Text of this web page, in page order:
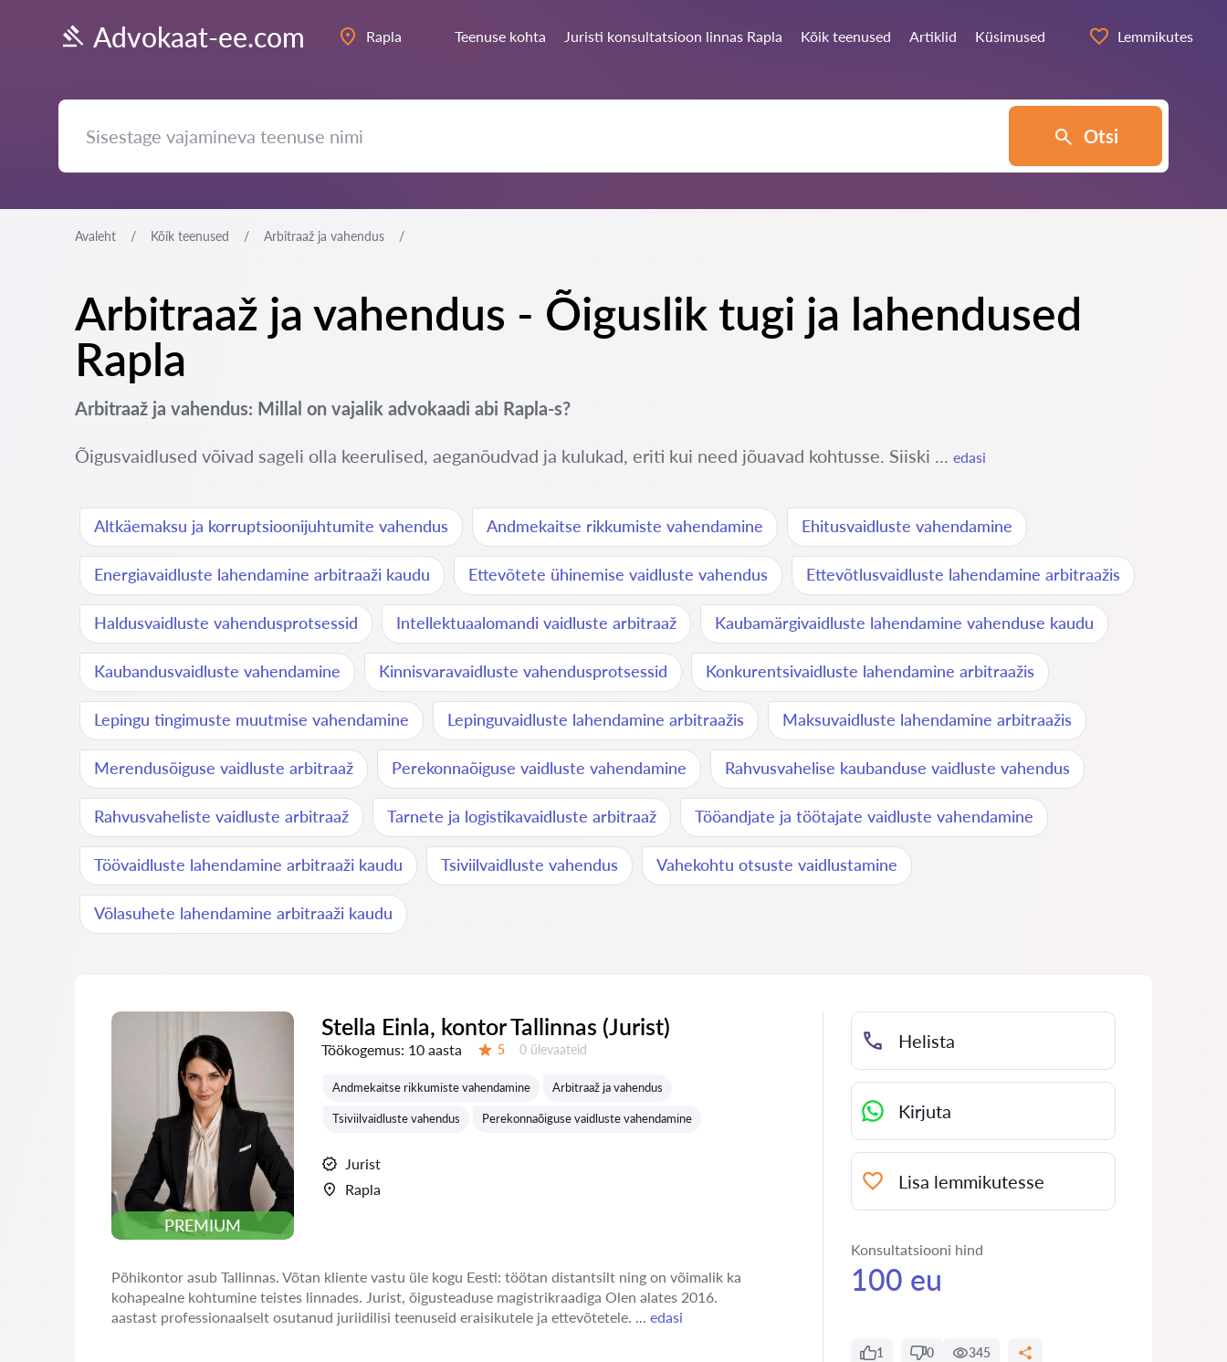
Advokaat-ee.com Rapla Teenuse kohta Juristi konsultatsioon linnas Rapla Kõik teenused Artiklid Küsimused Lemmikutes
Otsi
Avaleht Kõik teenused Arbitraaž ja vahendus
Arbitraaž ja vahendus - Õiguslik tugi ja lahendused
Rapla
Arbitraaž ja vahendus: Millal on vajalik advokaadi abi Rapla-s?
Õigusvaidlused võivad sageli olla keerulised, aeganõudvad ja kulukad, eriti kui need jõuavad kohtusse. Siiski ... edasi
Altkäemaksu ja korruptsioonijuhtumite vahendus Andmekaitse rikkumiste vahendamine Ehitusvaidluste vahendamine
Energiavaidluste lahendamine arbitraaži kaudu Ettevõtete ühinemise vaidluste vahendus Ettevõtlusvaidluste lahendamine arbitraažis
Haldusvaidluste vahendusprotsessid Intellektuaalomandi vaidluste arbitraaž Kaubamärgivaidluste lahendamine vahenduse kaudu
Kaubandusvaidluste vahendamine Kinnisvaravaidluste vahendusprotsessid Konkurentsivaidluste lahendamine arbitraažis
Lepingu tingimuste muutmise vahendamine Lepinguvaidluste lahendamine arbitraažis Maksuvaidluste lahendamine arbitraažis
Merendusõiguse vaidluste arbitraaž Perekonnaõiguse vaidluste vahendamine Rahvusvahelise kaubanduse vaidluste vahendus
Rahvusvaheliste vaidluste arbitraaž Tarnete ja logistikavaidluste arbitraaž Tööandjate ja töötajate vaidluste vahendamine
Töövaidluste lahendamine arbitraaži kaudu Tsiviilvaidluste vahendus Vahekohtu otsuste vaidlustamine
Võlasuhete lahendamine arbitraaži kaudu
PREMIUM
Stella Einla, kontor Tallinnas (Jurist)
Töökogemus: 10 aasta 5 Ülevaateid:
0 ülevaateid
Andmekaitse rikkumiste vahendamine Arbitraaž ja vahendus
Tsiviilvaidluste vahendus Perekonnaõiguse vaidluste vahendamine
Jurist
Rapla
Põhikontor asub Tallinnas. Võtan kliente vastu üle kogu Eesti: töötan distantsilt ning on võimalik ka
kohapealne kohtumine teistes linnades. Jurist, õigusteaduse magistrikraadiga Olen alates 2016.
aastast professionaalselt osutanud juriidilisi teenuseid eraisikutele ja ettevõtetele. ... edasi
Helista
Kirjuta
Lisa lemmikutesse
Konsultatsiooni hind
100 eu
1 0 345